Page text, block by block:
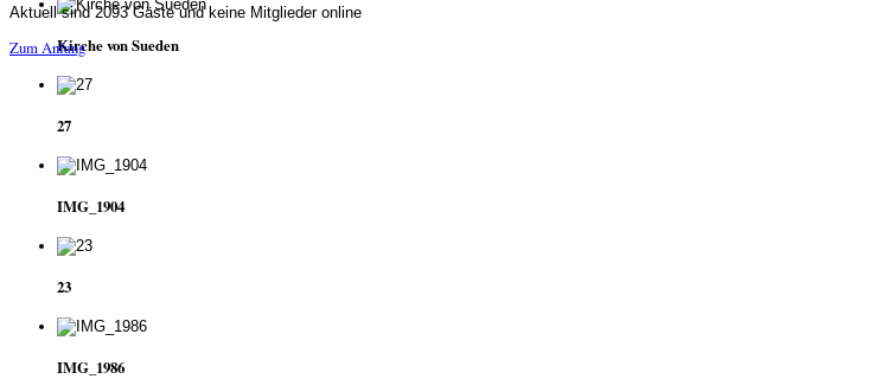
Kirche von Sueden
27
IMG_1904
23
IMG_1986
Aktuell sind 2093 Gäste und keine Mitglieder online
Zum Anfang